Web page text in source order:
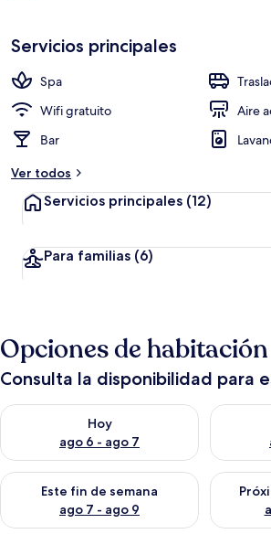
Servicios principales
Spa
Wifi gratuito
Aire
Bar
Ver todos
Servicios principales (12)
Para familias (6)
Opciones de habitación
Consulta la disponibilidad para
Hoy
ago 6 - ago 7
Consulta la disponibilidad para hoy ago 6
Este fin de semana
ago 7 - ago 9
Consulta la disponibilidad para este fin